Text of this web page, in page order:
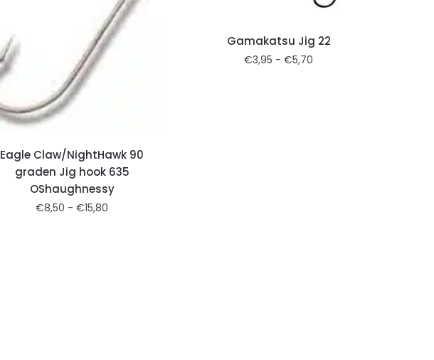
Eagle Claw/NightHawk 90
graden Jig hook 635
OShaughnessy
€8,50 - €15,80
Gamakatsu Jig 22
€3,95 - €5,70